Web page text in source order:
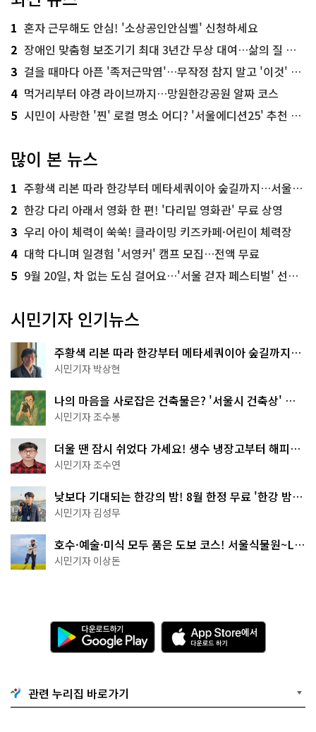
1 혼자 근무해도 안심! '소상공인안심벨' 신청하세요
2 장애인 맞춤형 보조기기 최대 3년간 무상 대여…삶의 질 높인다
3 걸을 때마다 아픈 '족저근막염'…무작정 참지 말고 '이것' 해보세요!
4 먹거리부터 야경 라이브까지…망원한강공원 알짜 코스
5 시민이 사랑한 '찐' 로컬 명소 어디? '서울에디션25' 추천 코스
많이 본 뉴스
1 주황색 리본 따라 한강부터 메타세쿼이아 숲길까지…서울둘레길 15코스
2 한강 다리 아래서 영화 한 편! '다리밑 영화관' 무료 상영
3 우리 아이 체력이 쑥쑥! 클라이밍 키즈카페·어린이 체력장
4 대학 다니며 일경험 '서영커' 캠프 모집…전액 무료
5 9월 20일, 차 없는 도심 걸어요…'서울 걷자 페스티벌' 선착순 5천명
시민기자 인기뉴스
주황색 리본 따라 한강부터 메타세쿼이아 숲길까지…
서울둘레길 15코스
시민기자 박상현
나의 마음을 사로잡은 건축물은? '서울시 건축상' 수
상작 공개!
시민기자 조수봉
더울 땐 잠시 쉬었다 가세요! 생수 냉장고부터 해피소
·무더위쉼터까지
시민기자 조수연
낮보다 기대되는 한강의 밤! 8월 한정 무료 '한강 밤
핑' 예약은?
시민기자 김성무
호수·예술·미식 모두 품은 도보 코스! 서울식물원~LG
아트센터~마곡테라스거리
시민기자 이상돈
다
운
로
기
G
o
A
p
p
e
관련 누리집 바로가기